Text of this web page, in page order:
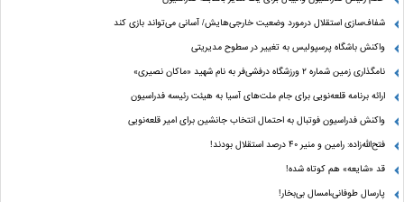
شفاف‌سازی استقلال درمورد وضعیت خارجی‌هایش/ آسانی می‌تواند بازی کند
واکنش باشگاه پرسپولیس به تغییر در سطوح مدیریتی
نامگذاری زمین شماره ۲ ورزشگاه درفشی‌فر به نام شهید «ماکان نصیری»
ارائه برنامه‌ قلعه‌نویی برای جام ملت‌های آسیا به هیئت رئیسه فدراسیون
واکنش فدراسیون فوتبال به احتمال انتخاب جانشین برای امیر قلعه‌نویی
فتح‌الله‌زاده: رامین و منیر 40 درصد استقلال بودند!
قد «شایعه» هم کوتاه شده!
پارسال طوفانی،امسال بی‌بخار!